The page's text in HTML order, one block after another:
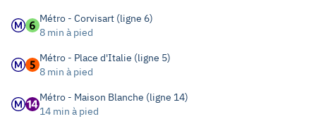
Métro - Corvisart (ligne 6)
8 min à pied
Métro - Place d'Italie (ligne 5)
8 min à pied
Métro - Maison Blanche (ligne 14)
14 min à pied